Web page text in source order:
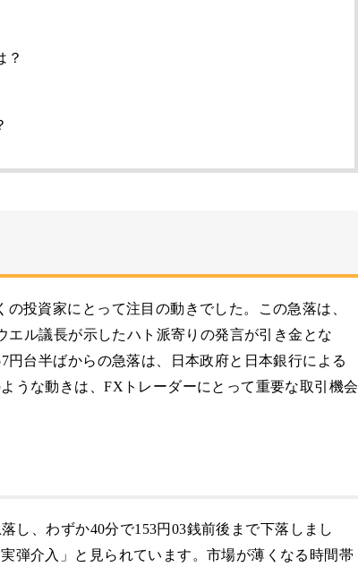
？
投資家にとって注目の動きでした。この急落は、
ル議長が示したハト派寄りの発言が引き金とな
円台半ばからの急落は、日本政府と日本銀行による
うな動きは、FXトレーダーにとって重要な取引機会
し、わずか40分で153円03銭前後まで下落しまし
弾介入」と見られています。市場が薄くなる時間帯